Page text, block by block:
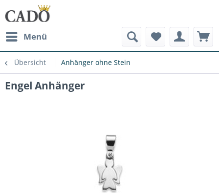
Menü
Übersicht Anhänger ohne Stein
Engel Anhänger